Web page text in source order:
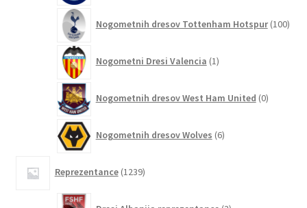
Nogometnih dresov Tottenham Hotspur 100
Nogometni Dresi Valencia 1izdelek
Nogometnih dresov West Ham United 0izdelkov
Nogometnih dresov Wolves 6izdelkov
Reprezentance 1239izdelkov